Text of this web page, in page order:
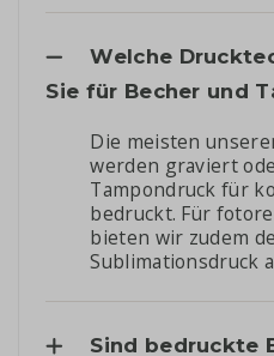
Welche
Sie für Becher und
Die meisten
werden graviert
Tampondruck für
bedruckt. Für
bieten wir zudem
Sublimationsdruck
Sind bedruckte